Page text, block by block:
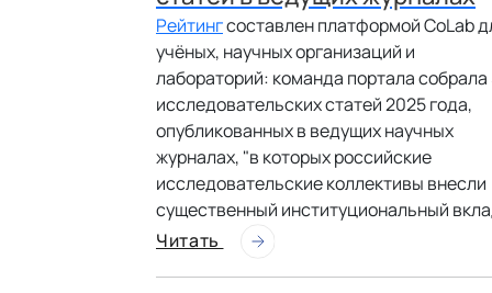
Рейтингсоставлен платформой CoLab
учёных, научных организаций и
лабораторий: команда портала собрала
исследовательских статей 2025 года,
опубликованных в ведущих научных
журналах, "в которых российские
исследовательские коллективы внесли
существенный институциональный
Читать